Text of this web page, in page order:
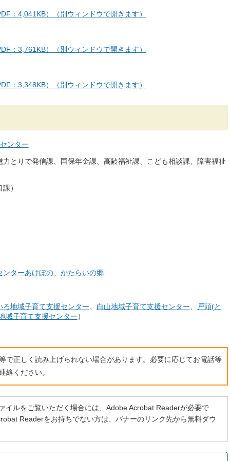
：4,041KB）（別ウィンドウで開きます）
：3,761KB）（別ウィンドウで開きます）
：3,348KB）（別ウィンドウで開きます）
ンター
力とりで発信課、国保年金課、高齢福祉課、こども相談課、障害福祉
）
ンターあけぼの、 かたらいの郷
ろ地域子育て支援センター 白山地域子育て支援センター
戸頭(と
域子育て支援センター）
で正しく読み上げられない場合があります。必要に応じてお電話等
絡ください。
イルをご覧いただく場合には、Adobe Acrobat Readerが必要で
Readerをお持ちでない方は、バナーのリンク先から無料ダウ